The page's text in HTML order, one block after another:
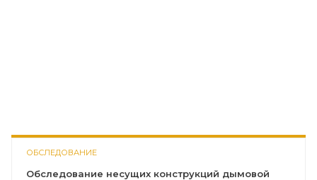
ОБСЛЕДОВАНИЕ
Обследование несущих конструкций дымовой